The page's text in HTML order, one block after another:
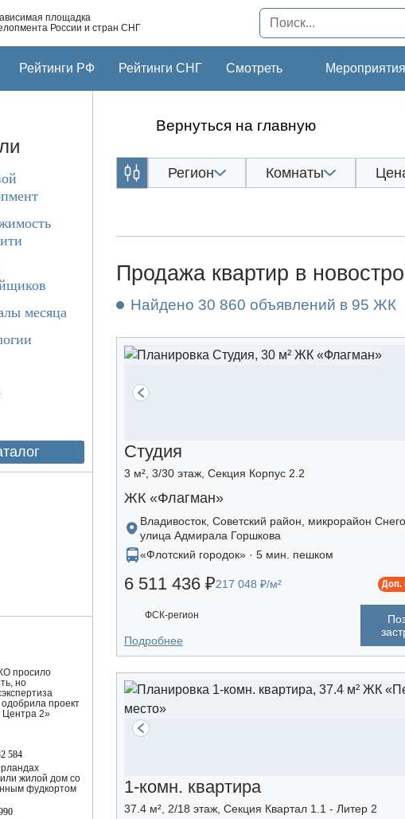
площадка
России и стран СНГ
Рейтинги РФ Рейтинги СНГ Смотреть Мероприятия
месяца
просило
но
одобрила проект
Центра 2»
584
жилой дом со
фудкортом
Вернуться на главную
Регион Комнаты
Продажа квартир в
Найдено 30 860 объявлений в 95 ЖК
Студия
3 м², 3/30 этаж, Секция Корпус 2.2
ЖК «Флагман»
Владивосток, Советский район, микрорайон
улица Адмирала Горшкова
«Флотский городок» · 5 мин. пешком
6 511 436 ₽217 048 ₽/м² Доп.
ФСК-регион
Подробнее
1-комн. квартира
37.4 м², 2/18 этаж, Секция Квартал 1.1 - Литер 2